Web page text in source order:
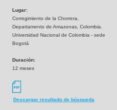
Lugar:
Corregimiento de la Chorrera,
Departamento de Amazonas, Colombia.
Universidad Nacional de Colombia - sede
Bogotá
Duración:
12 meses
Descargar resultado de búsqueda